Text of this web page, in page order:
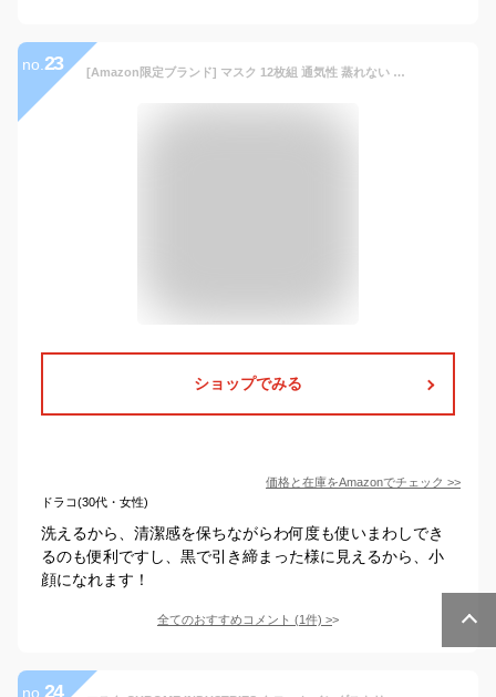
no. 23 [Amazon限定ブランド] マスク 12枚組 通気性 蒸れない 洗える 小颜 花粉 飛沫 紫外線対策 個包装 ポリウレタン 軽量 男女兼用 BHPLUS ブラック
ショップでみる
価格と在庫をAmazonでチェック >>
ドラコ(30代・女性)
洗えるから、清潔感を保ちながらわ何度も使いまわしでき
るのも便利ですし、黒で引き締まった様に見えるから、小
顔になれます！
全てのおすすめコメント (1件) >
no. 24